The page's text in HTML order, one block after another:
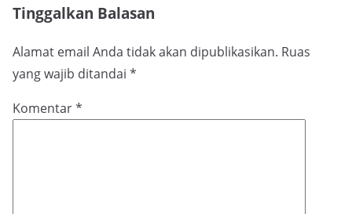
Tinggalkan Balasan
Alamat email Anda tidak akan dipublikasikan. Ruas
yang wajib ditandai *
Komentar*